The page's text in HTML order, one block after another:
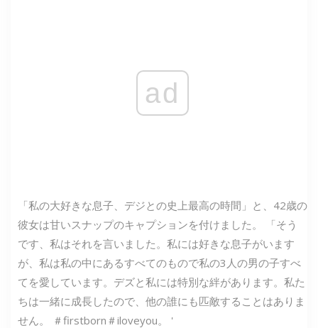
ad
「私の大好きな息子、デジとの史上最高の時間」と、42歳の
彼女は甘いスナップのキャプションを付けました。 「そう
です、私はそれを言いました。私には好きな息子がいます
が、私は私の中にあるすべてのもので私の3人の男の子すべ
てを愛しています。デズと私には特別な絆があります。私た
ちは一緒に成長したので、他の誰にも匹敵することはありま
せん。 ＃firstborn＃iloveyou。 '